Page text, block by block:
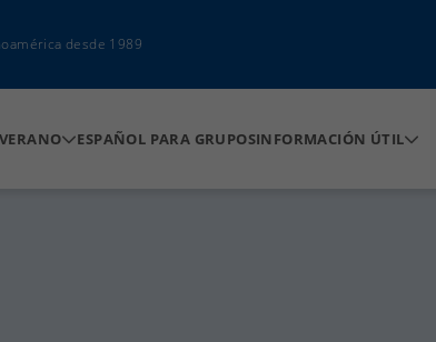
desde 1989
ESPAÑOL PARA GRUPOSINFORMACIÓN ÚTIL